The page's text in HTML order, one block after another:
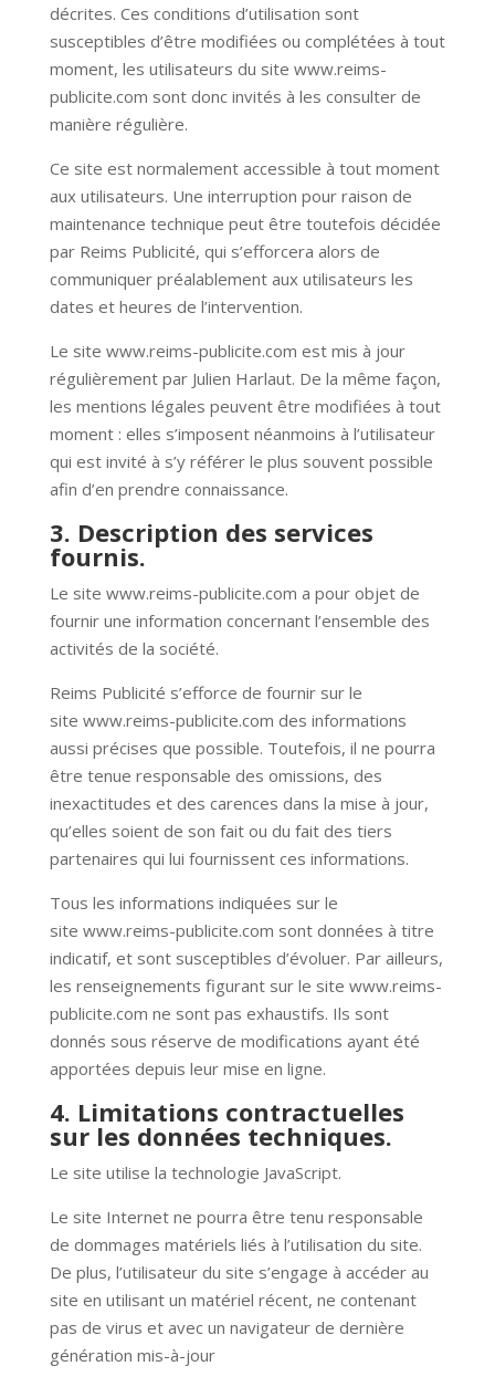
décrites. Ces conditions d’utilisation sont
susceptibles d’être modifiées ou complétées à tout
moment, les utilisateurs du site www.reims-
publicite.com sont donc invités à les consulter de
manière régulière.
Ce site est normalement accessible à tout moment
aux utilisateurs. Une interruption pour raison de
maintenance technique peut être toutefois décidée
par Reims Publicité, qui s’efforcera alors de
communiquer préalablement aux utilisateurs les
dates et heures de l’intervention.
Le site www.reims-publicite.com est mis à jour
régulièrement par Julien Harlaut. De la même façon,
les mentions légales peuvent être modifiées à tout
moment : elles s’imposent néanmoins à l’utilisateur
qui est invité à s’y référer le plus souvent possible
afin d’en prendre connaissance.
3. Description des services
fournis.
Le site www.reims-publicite.com a pour objet de
fournir une information concernant l’ensemble des
activités de la société.
Reims Publicité s’efforce de fournir sur le
site www.reims-publicite.com des informations
aussi précises que possible. Toutefois, il ne pourra
être tenue responsable des omissions, des
inexactitudes et des carences dans la mise à jour,
qu’elles soient de son fait ou du fait des tiers
partenaires qui lui fournissent ces informations.
Tous les informations indiquées sur le
site www.reims-publicite.com sont données à titre
indicatif, et sont susceptibles d’évoluer. Par ailleurs,
les renseignements figurant sur le site www.reims-
publicite.com ne sont pas exhaustifs. Ils sont
donnés sous réserve de modifications ayant été
apportées depuis leur mise en ligne.
4. Limitations contractuelles
sur les données techniques.
Le site utilise la technologie JavaScript.
Le site Internet ne pourra être tenu responsable
de dommages matériels liés à l’utilisation du site.
De plus, l’utilisateur du site s’engage à accéder au
site en utilisant un matériel récent, ne contenant
pas de virus et avec un navigateur de dernière
génération mis-à-jour